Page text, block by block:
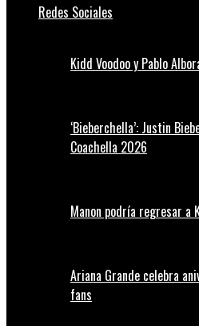
Redes Sociales
Kidd Voodoo y Pablo
‘Bieberchella’: Justin
Coachella 2026
Manon podría regresar a
Ariana Grande celebra
fans